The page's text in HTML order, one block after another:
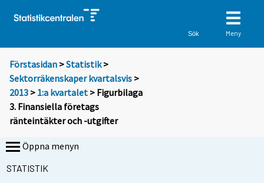
Sök Meny
Förstasidan >Statistik >
Sektorräkenskaper kvartalsvis >
2013 > 1:a kvartalet > Figurbilaga
3. Finansiella företags
ränteintäkter och -utgifter
Öppna menyn
STATISTIK